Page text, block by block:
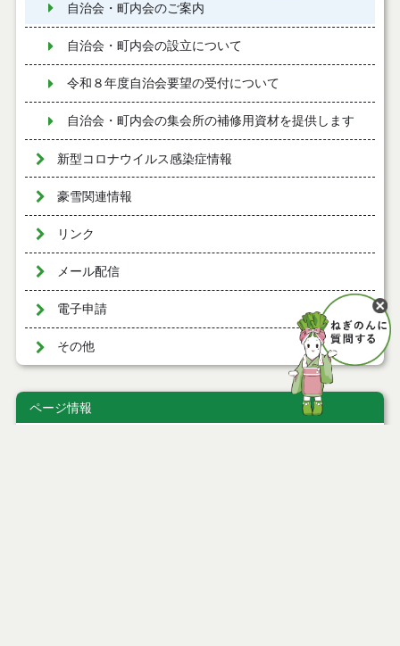
自治会・町内会のご案内
自治会・町内会の設立について
令和８年度自治会要望の受付について
自治会・町内会の集会所の補修用資材を提供します
新型コロナウイルス感染症情報
豪雪関連情報
リンク
メール配信
電子申請
その他
ページ情報